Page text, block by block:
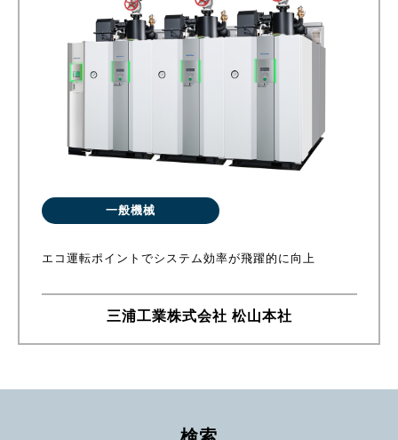
一般機械
エコ運転ポイントでシステム効率が飛躍的に向上
三浦工業株式会社 松山本社